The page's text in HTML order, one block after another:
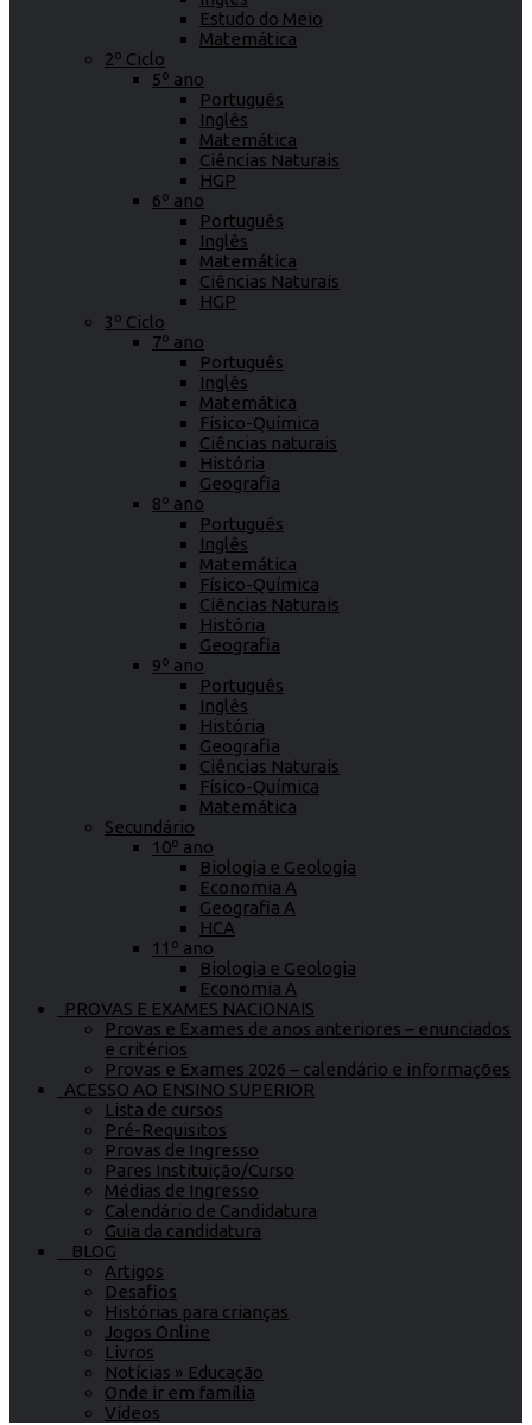
Estudo do Meio
Matemática
2º Ciclo
5º ano
Português
Inglês
Matemática
Ciências Naturais
HGP
6º ano
Português
Inglês
Matemática
Ciências Naturais
HGP
3º Ciclo
7º ano
Português
Inglês
Matemática
Físico-Química
Ciências naturais
História
Geografia
8º ano
Português
Inglês
Matemática
Físico-Química
Ciências Naturais
História
Geografia
9º ano
Português
Inglês
História
Geografia
Ciências Naturais
Físico-Química
Matemática
Secundário
10º ano
Biologia e Geologia
Economia A
Geografia A
HCA
11º ano
Biologia e Geologia
Economia A
PROVAS E EXAMES NACIONAIS
Provas e Exames de anos anteriores – enunciados
e critérios
Provas e Exames 2026 – calendário e informações
ACESSO AO ENSINO SUPERIOR
Lista de cursos
Pré-Requisitos
Provas de Ingresso
Pares Instituição/Curso
Médias de Ingresso
Calendário de Candidatura
Guia da candidatura
BLOG
Artigos
Desafios
Histórias para crianças
Jogos Online
Livros
Notícias » Educação
Onde ir em família
Vídeos